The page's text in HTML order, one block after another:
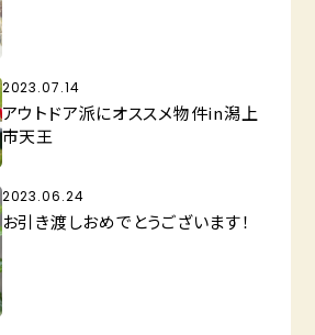
2023.07.14
アウトドア派にオススメ物件in潟上
市天王
2023.06.24
お引き渡しおめでとうございます！